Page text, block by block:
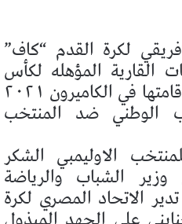
لكرة القدم “كاف”
القارية المؤهله لكأس
الأمم الإفريقية المُزمع إقامتها في الكاميرون ٢٠٢١
الوطني ضد المنتخب
الاوليمبي الشكر
الشباب والرياضة
الاتحاد المصري لكرة